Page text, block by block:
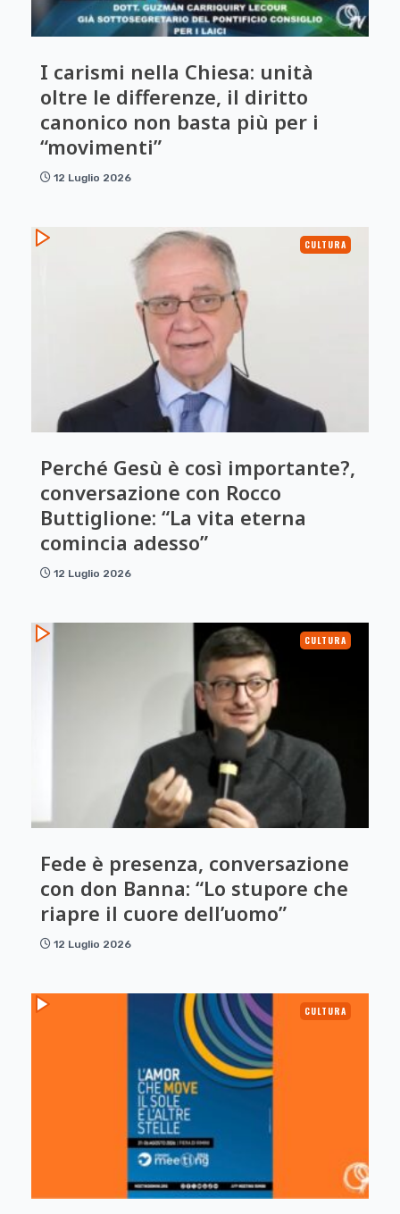
I carismi nella Chiesa: unità
oltre le differenze, il diritto
canonico non basta più per i
“movimenti”
12 Luglio 2026
CULTURA
Perché Gesù è così importante?,
conversazione con Rocco
Buttiglione: “La vita eterna
comincia adesso”
12 Luglio 2026
CULTURA
Fede è presenza, conversazione
con don Banna: “Lo stupore che
riapre il cuore dell’uomo”
12 Luglio 2026
CULTURA